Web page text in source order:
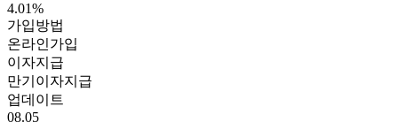
4.01%
가입방법
온라인가입
이자지급
만기이자지급
업데이트
08.05